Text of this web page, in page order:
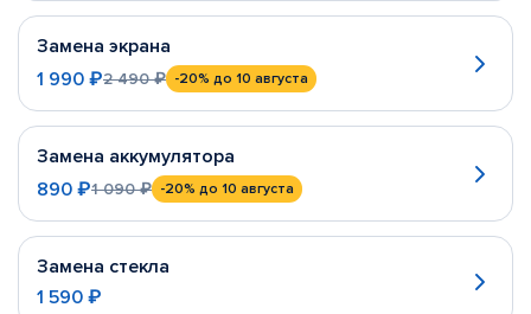
Замена экрана
1 990 ₽2 490 ₽ -20% до 10 августа
Замена аккумулятора
890 ₽1 090 ₽ -20% до 10 августа
Замена стекла
1 590 ₽